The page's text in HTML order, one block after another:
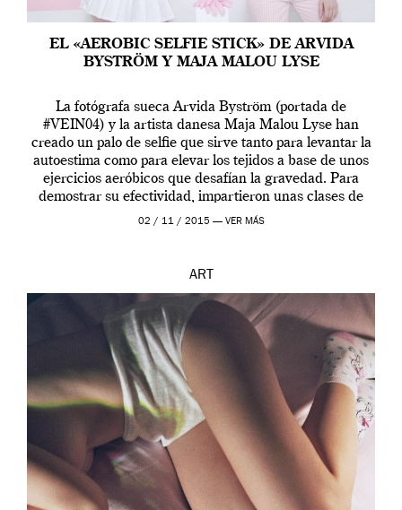
EL «AEROBIC SELFIE STICK» DE ARVIDA
BYSTRÖM Y MAJA MALOU LYSE
La fotógrafa sueca Arvida Byström (portada de
#VEIN04) y la artista danesa Maja Malou Lyse han
creado un palo de selfie que sirve tanto para levantar la
autoestima como para elevar los tejidos a base de unos
ejercicios aeróbicos que desafían la gravedad. Para
demostrar su efectividad, impartieron unas clases de
prueba en el Tate […]
02 / 11 / 2015 — VER MÁS
ART